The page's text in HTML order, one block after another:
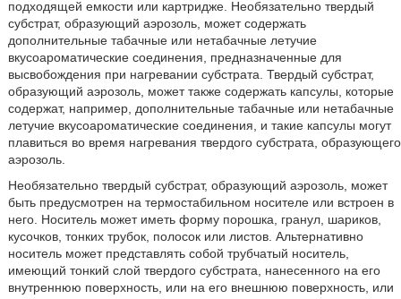
подходящей емкости или картридже. Необязательно твердый
субстрат, образующий аэрозоль, может содержать
дополнительные табачные или нетабачные летучие
вкусоароматические соединения, предназначенные для
высвобождения при нагревании субстрата. Твердый субстрат,
образующий аэрозоль, может также содержать капсулы, которые
содержат, например, дополнительные табачные или нетабачные
летучие вкусоароматические соединения, и такие капсулы могут
плавиться во время нагревания твердого субстрата, образующего
аэрозоль.
Необязательно твердый субстрат, образующий аэрозоль, может
быть предусмотрен на термостабильном носителе или встроен в
него. Носитель может иметь форму порошка, гранул, шариков,
кусочков, тонких трубок, полосок или листов. Альтернативно
носитель может представлять собой трубчатый носитель,
имеющий тонкий слой твердого субстрата, нанесенного на его
внутреннюю поверхность, или на его внешнюю поверхность, или